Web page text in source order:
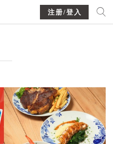
注册/登入